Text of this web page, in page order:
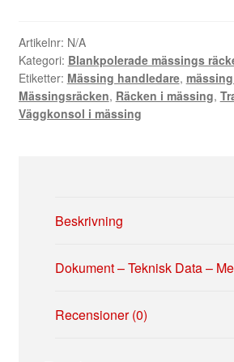
Mässing
mängd
Artikelnr: N/A
Kategori: Blankpolerade mässings
Etiketter: Mässing handledare,
Mässingsräcken, Räcken i mässing,
Väggkonsol i mässing
Beskrivning
Dokument – Teknisk Data –
Recensioner (0)